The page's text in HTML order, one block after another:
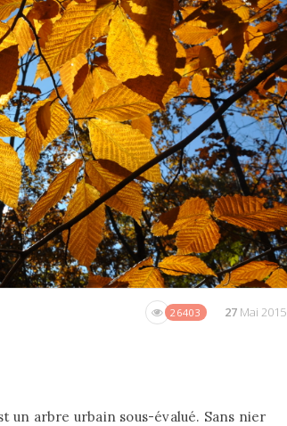
26403 27 Mai 2015
un arbre urbain sous-évalué. Sans nier